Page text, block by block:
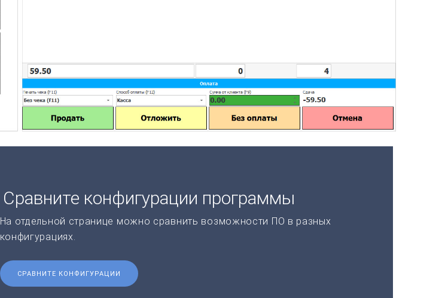
Сравните конфигурации программы
На отдельной странице можно сравнить возможности ПО в разных
конфигурациях.
СРАВНИТЕ КОНФИГУРАЦИИ